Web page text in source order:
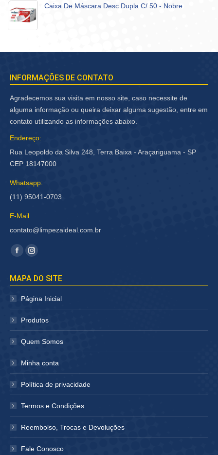
Caixa De Máscara Desc Dupla C/ 50 - Nobre
INFORMAÇÕES DE CONTATO
Agradecemos sua visita em nosso site, caso necessite de
alguma informação ou queira deixar alguma sugestão, entre em
contato utilizando as informações abaixo.
Endereço:
Rua Leopoldo da Silva 248, Terra Baixa - Araçariguama - SP
CEP 18147000
Whatsapp:
(11) 95041-0703
E-Mail
contato@limpezaideal.com.br
Encontre-nos em:
Facebook
abre
em
janela
Instagram
abre
janela
MAPA DO SITE
Página Inicial
Produtos
Quem Somos
Minha conta
Política de privacidade
Termos e Condições
Reembolso, Trocas e Devoluções
Fale Conosco